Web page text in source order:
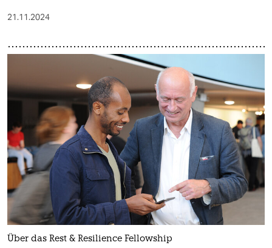
21.11.2024
Über das Rest & Resilience Fellowship